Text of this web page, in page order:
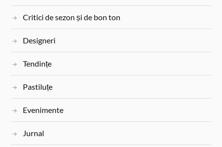
Critici de sezon și de bon ton
Designeri
Tendințe
Pastiluțe
Evenimente
Jurnal